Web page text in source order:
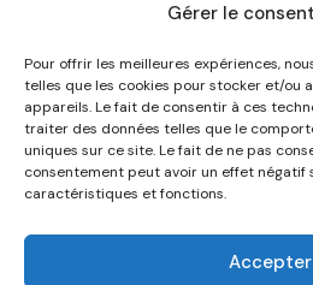
Gérer le
Pour offrir les meilleures expériences,
telles que les cookies pour stocker et/ou
appareils. Le fait de consentir à ces
traiter des données telles que le
uniques sur ce site. Le fait de ne pas
consentement peut avoir un effet négatif
caractéristiques et fonctions.
Accepter
NOUS CONNAÎTRE